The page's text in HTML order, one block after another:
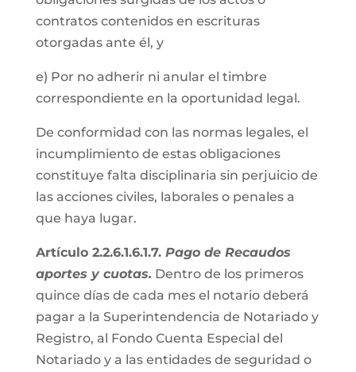
contratos contenidos en escrituras
otorgadas ante él, y
e) Por no adherir ni anular el timbre
correspondiente en la oportunidad legal.
De conformidad con las normas legales, el
incumplimiento de estas obligaciones
constituye falta disciplinaria sin perjuicio de
las acciones civiles, laborales o penales a
que haya lugar.
Artículo 2.2.6.1.6.1.7. Pago de Recaudos
aportes y cuotas. Dentro de los primeros
quince días de cada mes el notario deberá
pagar a la Superintendencia de Notariado y
Registro, al Fondo Cuenta Especial del
Notariado y a las entidades de seguridad o